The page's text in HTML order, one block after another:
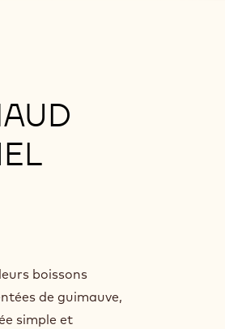
boissons
de guimauve,
simple et